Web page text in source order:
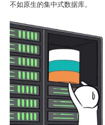
不如原生的集中式数据库。